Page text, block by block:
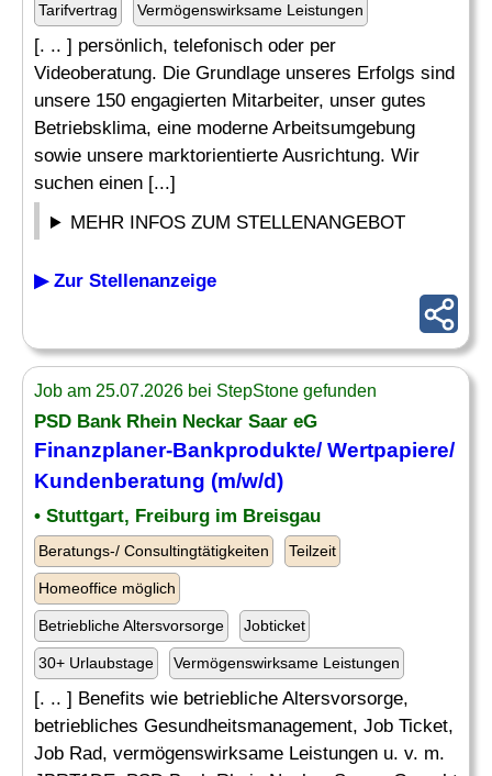
Tarifvertrag Vermögenswirksame Leistungen
[. .. ] persönlich, telefonisch oder per
Videoberatung. Die Grundlage unseres Erfolgs sind
unsere 150 engagierten Mitarbeiter, unser gutes
Betriebsklima, eine moderne Arbeitsumgebung
sowie unsere marktorientierte Ausrichtung. Wir
suchen einen [...]
MEHR INFOS ZUM STELLENANGEBOT
▶ Zur Stellenanzeige
Job am 25.07.2026 bei StepStone gefunden
PSD Bank Rhein Neckar Saar eG
Finanzplaner-Bankprodukte/ Wertpapiere/
Kundenberatung (m/w/d)
• Stuttgart, Freiburg im Breisgau
Beratungs-/ Consultingtätigkeiten Teilzeit
Homeoffice möglich
Betriebliche Altersvorsorge Jobticket
30+ Urlaubstage Vermögenswirksame Leistungen
[. .. ] Benefits wie betriebliche Altersvorsorge,
betriebliches Gesundheitsmanagement, Job Ticket,
Job Rad, vermögenswirksame Leistungen u. v. m.